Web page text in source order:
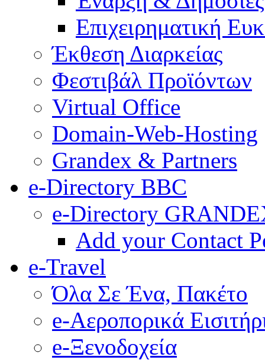
Επιχειρηματική
Έκθεση Διαρκείας
Φεστιβάλ Προϊόντων
Virtual Office
Domain-Web-Hosting
Grandex & Partners
e-Directory BBC
e-Directory
Add your Contact
e-Travel
Όλα Σε Ένα, Πακέτο
e-Αεροπορικά
e-Ξενοδοχεία